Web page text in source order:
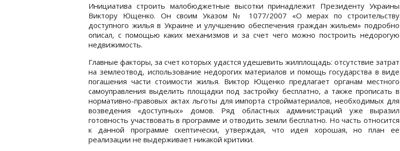
Инициатива строить малобюджетные высотки принадлежит Президенту Украины
Виктору Ющенко. Он своим Указом № 1077/2007 «О мерах по строительству
доступного жилья в Украине и улучшению обеспечения граждан жильем» подробно
описал, с помощью каких механизмов и за счет чего можно построить недорогую
недвижимость.
Главные факторы, за счет которых удастся удешевить жилплощадь: отсутствие затрат
на землеотвод, использование недорогих материалов и помощь государства в виде
погашения части стоимости жилья. Виктор Ющенко предлагает органам местного
самоуправления выделить площадки под застройку бесплатно, а также прописать в
нормативно-правовых актах льготы для импорта стройматериалов, необходимых для
возведения «доступных» домов. Ряд областных администраций уже выразил
готовность участвовать в программе и отводить земли бесплатно. Но часть относится
к данной программе скептически, утверждая, что идея хорошая, но план ее
реализации не выдерживает никакой критики.